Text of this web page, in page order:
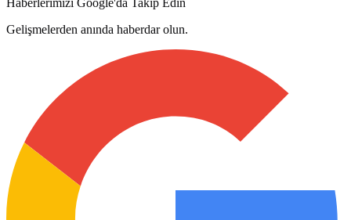
Gelişmelerden anında haberdar olun.